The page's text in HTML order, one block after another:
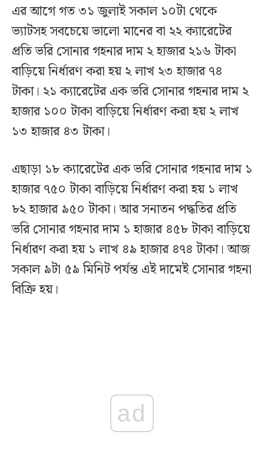
এর আগে গত ৩১ জুলাই সকাল ১০টা থেকে
ভ্যাটসহ সবচেয়ে ভালো মানের বা ২২ ক্যারেটের
প্রতি ভরি সোনার গহনার দাম ২ হাজার ২১৬ টাকা
বাড়িয়ে নির্ধারণ করা হয় ২ লাখ ২৩ হাজার ৭৪
টাকা। ২১ ক্যারেটের এক ভরি সোনার গহনার দাম ২
হাজার ১০০ টাকা বাড়িয়ে নির্ধারণ করা হয় ২ লাখ
১৩ হাজার ৪৩ টাকা।
এছাড়া ১৮ ক্যারেটের এক ভরি সোনার গহনার দাম ১
হাজার ৭৫০ টাকা বাড়িয়ে নির্ধারণ করা হয় ১ লাখ
৮২ হাজার ৯৫০ টাকা। আর সনাতন পদ্ধতির প্রতি
ভরি সোনার গহনার দাম ১ হাজার ৪৫৮ টাকা বাড়িয়ে
নির্ধারণ করা হয় ১ লাখ ৪৯ হাজার ৪৭৪ টাকা। আজ
সকাল ৯টা ৫৯ মিনিট পর্যন্ত এই দামেই সোনার গহনা
বিক্রি হয়।
ad